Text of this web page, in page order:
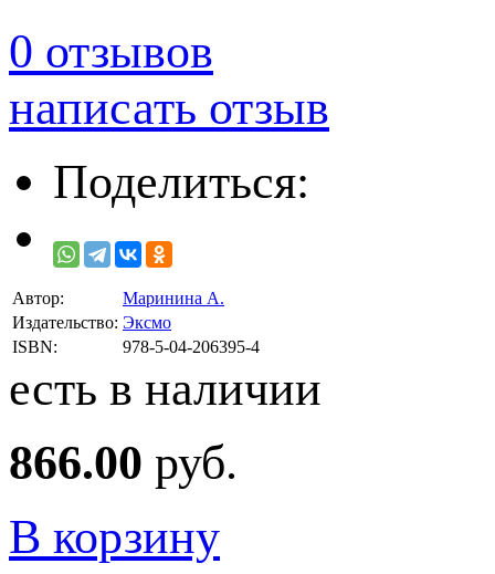
0 отзывов
написать отзыв
Поделиться:
Автор:
Маринина А.
Издательство: Эксмо
ISBN:
978-5-04-206395-4
есть в наличии
866.00 руб.
В корзину